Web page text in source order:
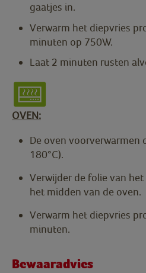
gaatjes in.
Verwarm het diepvries
minuten op 750W.
Laat 2 minuten rusten
OVEN:
De oven voorverwarmen
180°C).
Verwijder de folie van
het midden van de oven.
Verwarm het diepvries
minuten.
Bewaaradvies